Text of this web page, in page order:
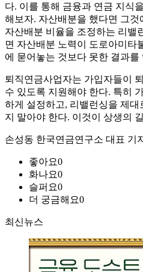
다. 이를 통해 금융과 연금 지식
해보자. 자산배분을 했다면 그
자산배분 비율을 조정하는 리밸
면 자산배분 노력이 도로아미타
에 묻어놓는 것보다 못한 결과를
퇴직연금사업자는 가입자들이
수 있도록 지원해야 한다. 특히
하게 설정하고, 리밸런싱을 제대
지 말아야 한다. 이것이 상생의
손성동 한국연금연구소 대표 기
좋아요0
화나요0
슬퍼요0
더 궁금해요0
최신뉴스